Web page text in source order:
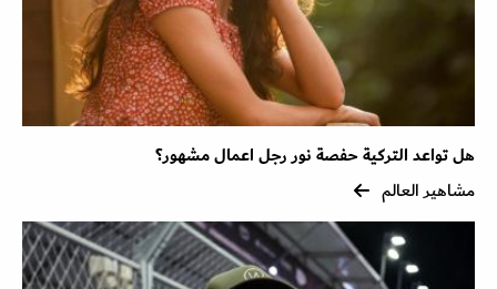
هل تواعد التركية حفصة نور رجل اعمال مشهور؟
مشاهير العالم